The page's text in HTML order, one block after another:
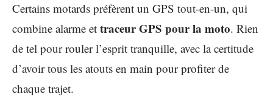
Certains motards préfèrent un GPS tout-en-un, qui
combine alarme et traceur GPS pour la moto. Rien
de tel pour rouler l’esprit tranquille, avec la certitude
d’avoir tous les atouts en main pour profiter de
chaque trajet.